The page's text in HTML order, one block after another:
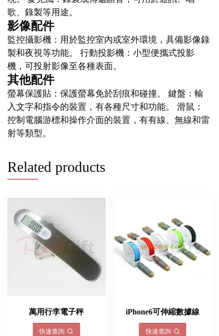
歌、錄製等用途。
影像配件
監控攝影機：用於監控室內或室外環境，具備影像錄
製和夜視等功能。 行動投影機：小型便攜式投影
機，可投射影像至各種表面。
其他配件
螢幕保護貼：保護螢幕免於刮痕和碰撞。 鍵盤：輸
入文字和指令的裝置，有各種尺寸和功能。 滑鼠：
控制電腦游標和操作介面的裝置，有有線、無線和雷
射等類型。
Related products
萬用行李電子秤
快速查詢
iPhone6​​可伸縮數據線
快速查詢